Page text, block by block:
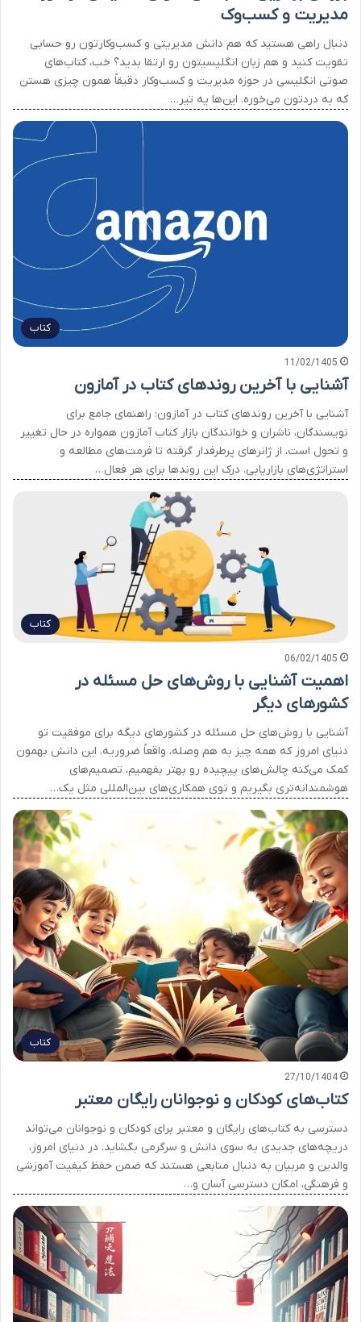
مدیریت و کسب‌وک
دنبال راهی هستید که هم دانش مدیریتی و کسب‌وکارتون رو حسابی
تقویت کنید و هم زبان انگلیسیتون رو ارتقا بدید؟ خب، کتاب‌های
صوتی انگلیسی در حوزه مدیریت و کسب‌وکار دقیقاً همون چیزی هستن
که به دردتون می‌خوره. این‌ها یه تیر…
کتاب
11/02/1405
آشنایی با آخرین روندهای کتاب در آمازون
آشنایی با آخرین روندهای کتاب در آمازون: راهنمای جامع برای
نویسندگان، ناشران و خوانندگان بازار کتاب آمازون همواره در حال تغییر
و تحول است، از ژانرهای پرطرفدار گرفته تا فرمت‌های مطالعه و
استراتژی‌های بازاریابی. درک این روندها برای هر فعال…
کتاب
06/02/1405
اهمیت آشنایی با روش‌های حل مسئله در
کشورهای دیگر
آشنایی با روش‌های حل مسئله در کشورهای دیگه برای موفقیت تو
دنیای امروز که همه چیز به هم وصله، واقعاً ضروریه. این دانش بهمون
کمک می‌کنه چالش‌های پیچیده رو بهتر بفهمیم، تصمیم‌های
هوشمندانه‌تری بگیریم و توی همکاری‌های بین‌المللی مثل یک…
کتاب
27/10/1404
کتاب‌های کودکان و نوجوانان رایگان معتبر
دسترسی به کتاب‌های رایگان و معتبر برای کودکان و نوجوانان می‌تواند
دریچه‌های جدیدی به سوی دانش و سرگرمی بگشاید. در دنیای امروز،
والدین و مربیان به دنبال منابعی هستند که ضمن حفظ کیفیت آموزشی
و فرهنگی، امکان دسترسی آسان و…